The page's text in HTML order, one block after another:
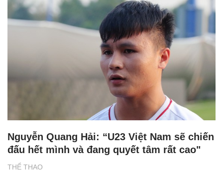
THỂ THAO
Nguyễn Quang Hải: “U23 Việt Nam sẽ chiến
đấu hết mình và đang quyết tâm rất cao"